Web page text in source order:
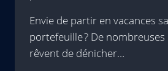
Envie de partir en vacances
portefeuille ? De
rêvent de dénicher…